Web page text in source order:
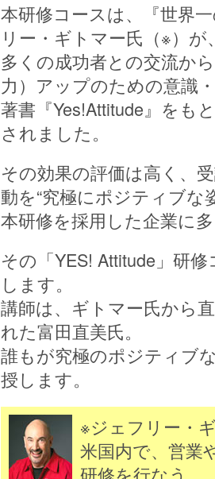
本研修コースは、『世界
リー・ギトマー氏（※）
多くの成功者との交流か
力）アップのための意識
著書『Yes!Attitude』をも
されました。
その効果の評価は高く、
動を“究極にポジティブな
本研修を採用した企業に
その「YES! Attitude」研
します。
講師は、ギトマー氏から
れた富田直美氏。
誰もが究極のポジティブ
授します。
※ジェフリー・
米国内で、営業
研修を行なう。